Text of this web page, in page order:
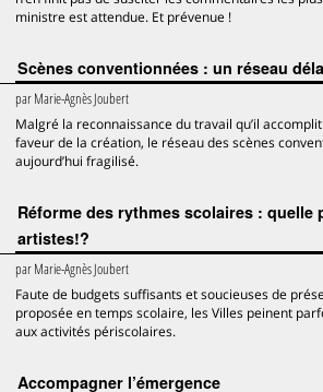
ministre est attendue. Et prévenue !
Scènes conventionnées : un réseau
parMarie-Agnès Joubert
Malgré la reconnaissance du travail qu’il
faveur de la création, le réseau des scènes
aujourd’hui fragilisé.
Réforme des rythmes scolaires : quelle
artistes!?
parMarie-Agnès Joubert
Faute de budgets suffisants et soucieuses de
proposée en temps scolaire, les Villes peinent
aux activités périscolaires.
Accompagner l’émergence